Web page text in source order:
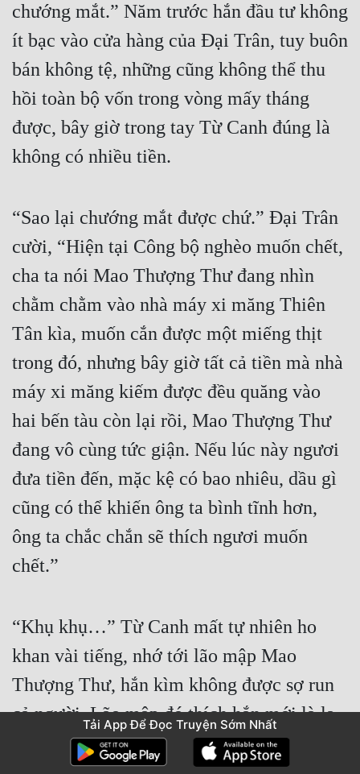
chướng mắt.” Năm trước hắn đầu tư không
ít bạc vào cửa hàng của Đại Trân, tuy buôn
bán không tệ, những cũng không thể thu
hồi toàn bộ vốn trong vòng mấy tháng
được, bây giờ trong tay Từ Canh đúng là
không có nhiều tiền.
“Sao lại chướng mắt được chứ.” Đại Trân
cười, “Hiện tại Công bộ nghèo muốn chết,
cha ta nói Mao Thượng Thư đang nhìn
chằm chằm vào nhà máy xi măng Thiên
Tân kìa, muốn cắn được một miếng thịt
trong đó, nhưng bây giờ tất cả tiền mà nhà
máy xi măng kiếm được đều quăng vào
hai bến tàu còn lại rồi, Mao Thượng Thư
đang vô cùng tức giận. Nếu lúc này ngươi
đưa tiền đến, mặc kệ có bao nhiêu, dầu gì
cũng có thể khiến ông ta bình tĩnh hơn,
ông ta chắc chắn sẽ thích ngươi muốn
chết.”
“Khụ khụ…” Từ Canh mất tự nhiên ho
khan vài tiếng, nhớ tới lão mập Mao
Thượng Thư, hắn kìm không được sợ run
cả người. Lão mập đó thích hắn mới là lạ.
Tải App Để Đọc Truyện Sớm Nhất